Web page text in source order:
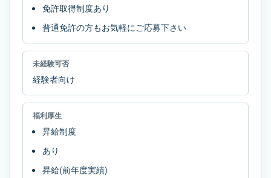
免許取得制度あり
普通免許の方もお気軽にご応募下さい
未経験可否
経験者向け
福利厚生
昇給制度
あり
昇給(前年度実績)